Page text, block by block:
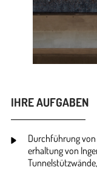
IHRE AUFGABEN
Durchführung
erhaltung von